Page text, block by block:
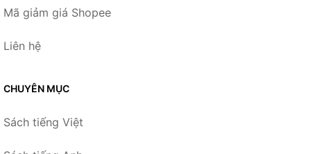
Mã giảm giá Shopee
Liên hệ
CHUYÊN MỤC
Sách tiếng Việt